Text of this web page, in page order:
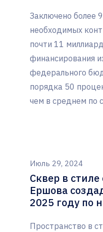
Заключено более
необходимых
почти 11
финансирования
федерального
порядка 50
чем в среднем по
Июль 29, 2024
Сквер в
Ершова
2025 году по
Пространство в